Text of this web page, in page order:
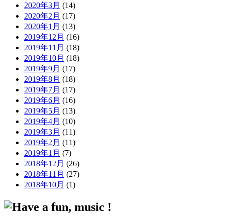
2020年3月 (14)
2020年2月 (17)
2020年1月 (13)
2019年12月 (16)
2019年11月 (18)
2019年10月 (18)
2019年9月 (17)
2019年8月 (18)
2019年7月 (17)
2019年6月 (16)
2019年5月 (13)
2019年4月 (10)
2019年3月 (11)
2019年2月 (11)
2019年1月 (7)
2018年12月 (26)
2018年11月 (27)
2018年10月 (1)